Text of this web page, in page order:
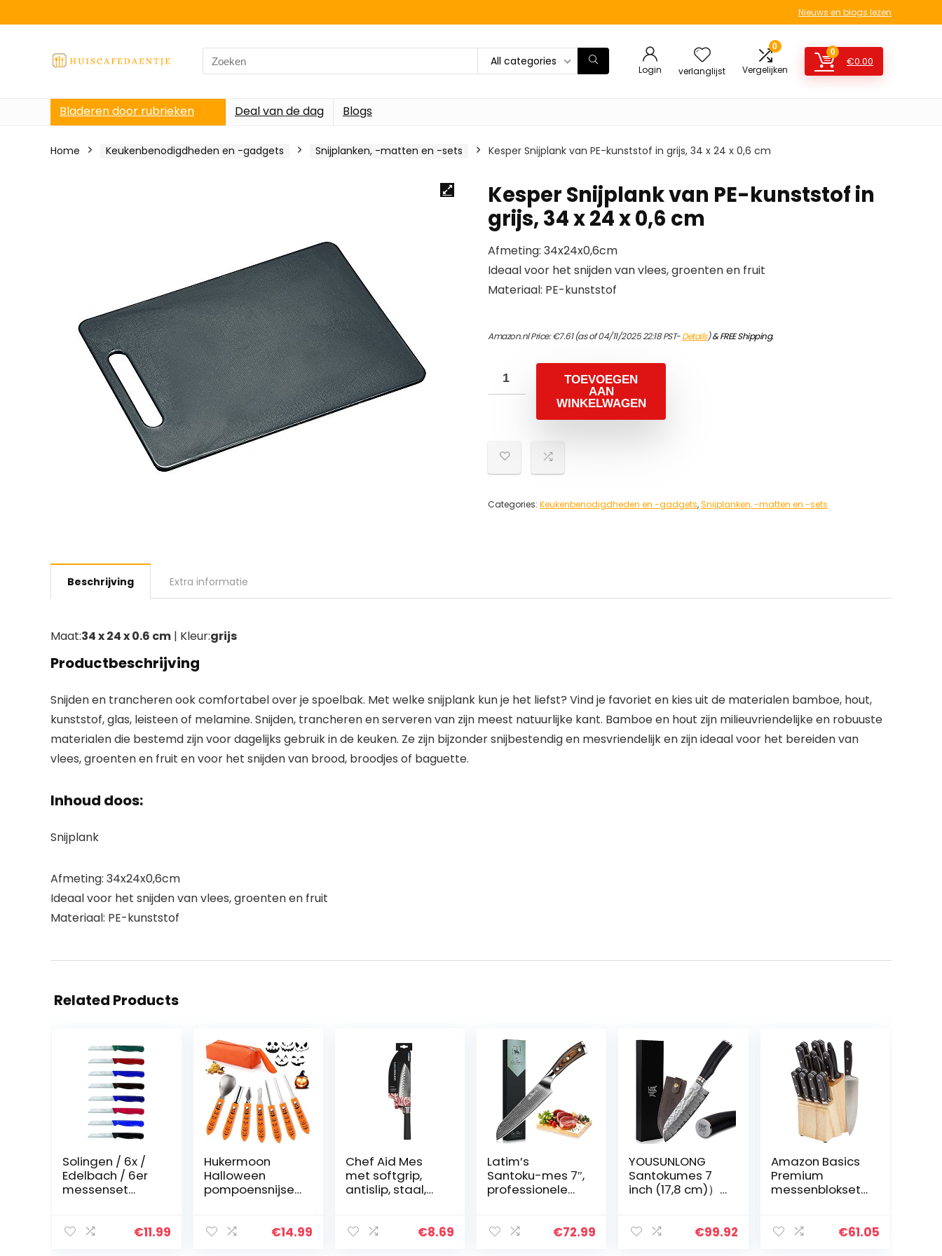
Nieuws en blogs lezen
Search
for:
All categories
Login verlanglijst
0
Vergelijken
0
€0.00
Bladeren door rubrieken Deal van de dag Blogs
Home Keukenbenodigdheden en -gadgets Snijplanken, -matten en -sets Kesper Snijplank van PE-kunststof in grijs, 34 x 24 x 0,6 cm
Kesper Snijplank van PE-kunststof in
grijs, 34 x 24 x 0,6 cm
Afmeting: 34x24x0,6cm
Ideaal voor het snijden van vlees, groenten en fruit
Materiaal: PE-kunststof
Amazon.nl Price:€7.61(as of 04/11/2025 22:18 PST-Details)&FREE Shipping.
TOEVOEGEN
AAN
WINKELWAGEN
Categories: Keukenbenodigdheden en -gadgets,Snijplanken, -matten en -sets
Beschrijving Extra informatie
Maat:34 x 24 x 0.6 cm | Kleur:grijs
Productbeschrijving
Snijden en trancheren ook comfortabel over je spoelbak. Met welke snijplank kun je het liefst? Vind je favoriet en kies uit de materialen bamboe, hout,
kunststof, glas, leisteen of melamine. Snijden, trancheren en serveren van zijn meest natuurlijke kant. Bamboe en hout zijn milieuvriendelijke en robuuste
materialen die bestemd zijn voor dagelijks gebruik in de keuken. Ze zijn bijzonder snijbestendig en mesvriendelijk en zijn ideaal voor het bereiden van
vlees, groenten en fruit en voor het snijden van brood, broodjes of baguette.
Inhoud doos:
Snijplank
Afmeting: 34x24x0,6cm
Ideaal voor het snijden van vlees, groenten en fruit
Materiaal: PE-kunststof
Related Products
Solingen / 6x /
Edelbach / 6er
messenset
Universeel mes,
€11.99
Hukermoon
Halloween
pompoensnijset,
met draagbare
€14.99
Chef Aid Mes
met softgrip,
antislip, staal,
€8.69
Latim’s
Santoku-mes 7″,
professionele
keukenmessen
€72.99
YOUSUNLONG
Santokumes 7
inch (17,8 cm)）
damaststaal
€99.92
Amazon Basics
Premium
messenblokset,
€61.05